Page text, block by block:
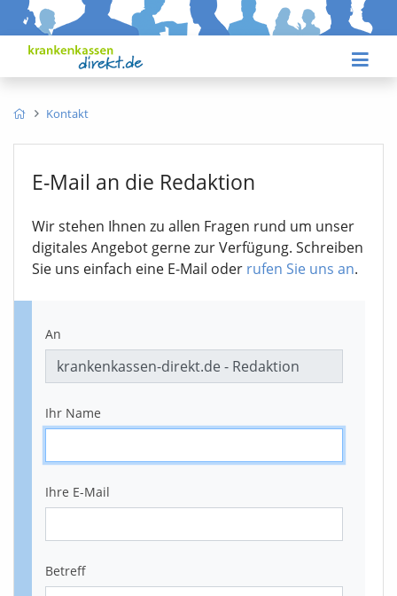
Kontakt
E-Mail an die Redaktion
Wir stehen Ihnen zu allen Fragen rund um unser
digitales Angebot gerne zur Verfügung. Schreiben
Sie uns einfach eine E-Mail oder rufen Sie uns an.
An
Ihr Name
Ihre E-Mail
Betreff